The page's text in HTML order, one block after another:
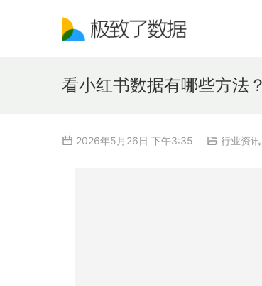
看小红书数据有哪些方法
2026年5月26日 下午3:35 行业资讯